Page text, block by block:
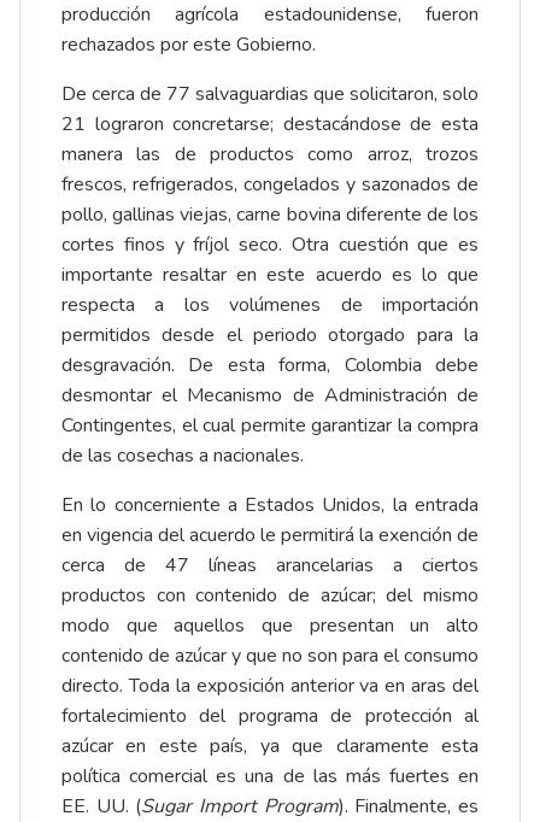
producción agrícola estadounidense, fueron
rechazados por este Gobierno.
De cerca de 77 salvaguardias que solicitaron, solo
21 lograron concretarse; destacándose de esta
manera las de productos como arroz, trozos
frescos, refrigerados, congelados y sazonados de
pollo, gallinas viejas, carne bovina diferente de los
cortes finos y fríjol seco. Otra cuestión que es
importante resaltar en este acuerdo es lo que
respecta a los volúmenes de importación
permitidos desde el periodo otorgado para la
desgravación. De esta forma, Colombia debe
desmontar el Mecanismo de Administración de
Contingentes, el cual permite garantizar la compra
de las cosechas a nacionales.
En lo concerniente a Estados Unidos, la entrada
en vigencia del acuerdo le permitirá la exención de
cerca de 47 líneas arancelarias a ciertos
productos con contenido de azúcar; del mismo
modo que aquellos que presentan un alto
contenido de azúcar y que no son para el consumo
directo. Toda la exposición anterior va en aras del
fortalecimiento del programa de protección al
azúcar en este país, ya que claramente esta
política comercial es una de las más fuertes en
EE. UU. (Sugar Import Program). Finalmente, es